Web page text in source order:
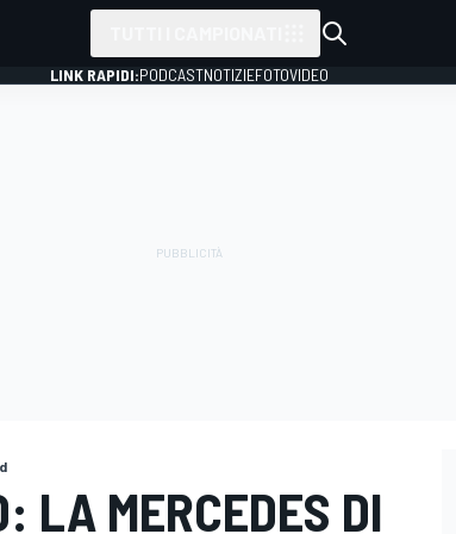
LINK RAPIDI:PODCASTNOTIZIEFOTOVIDEO
LA MERCEDES DI